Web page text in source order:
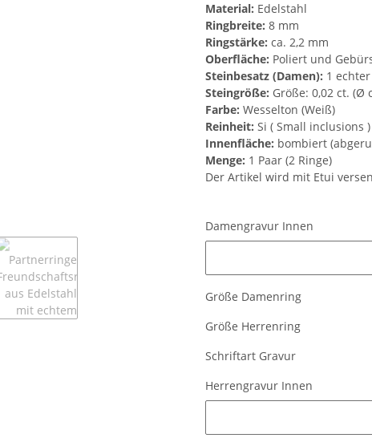
Material: Edelstahl
Ringbreite: 8 mm
Ringstärke: ca. 2,2 mm
Oberfläche: Poliert und
Steinbesatz (Damen): 1
Steingröße: Größe: 0,02 ct. (Ø
Farbe: Wesselton (Weiß)
Reinheit: Si ( Small inclusions )
Innenfläche: bombiert
Menge: 1 Paar (2 Ringe)
Der Artikel wird mit Etui
Damengravur Innen
Größe Damenring
Größe Herrenring
Schriftart Gravur
Herrengravur Innen